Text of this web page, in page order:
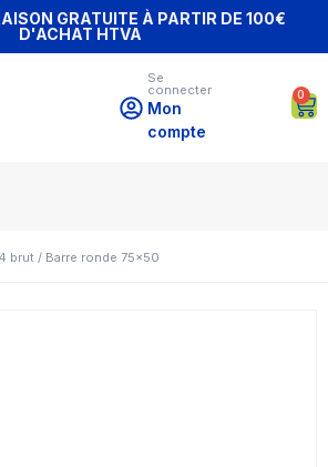
GRATUITE À PARTIR DE 100€
D'ACHAT HTVA
Se
connecter
Mon
compte
0
brut / Barre ronde 75×50